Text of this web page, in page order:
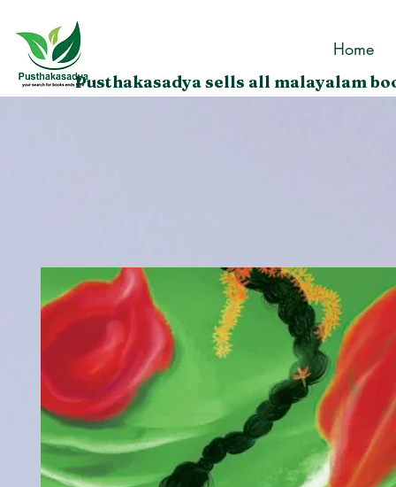
Home
Pusthakasadya sells all malayalam